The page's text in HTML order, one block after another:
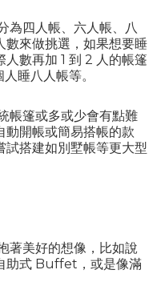
四人帳、六人帳、八
數來做挑選，如果想要睡
數再加 1 到 2 人的帳篷
睡八人帳等。
帳篷或多或少會有點難
動開帳或簡易搭帳的款
試搭建如別墅帳等更大型
著美好的想像，比如說
助式 Buffet，或是像滿